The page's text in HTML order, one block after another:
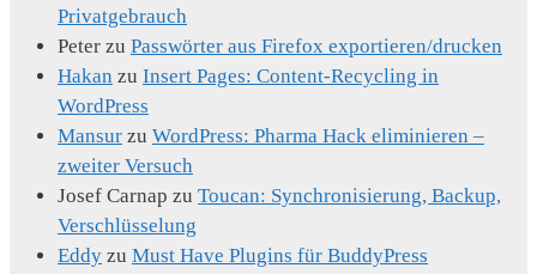
Privatgebrauch
Peter zu Passwörter aus Firefox exportieren/drucken
Hakan zu Insert Pages: Content-Recycling in
WordPress
Mansur zu WordPress: Pharma Hack eliminieren –
zweiter Versuch
Josef Carnap zu Toucan: Synchronisierung, Backup,
Verschlüsselung
Eddy zu Must Have Plugins für BuddyPress